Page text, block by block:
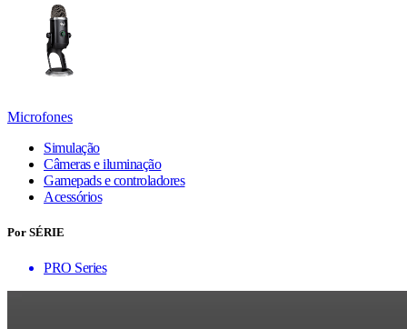
Microfones
Simulação
Câmeras e iluminação
Gamepads e controladores
Acessórios
Por SÉRIE
PRO Series